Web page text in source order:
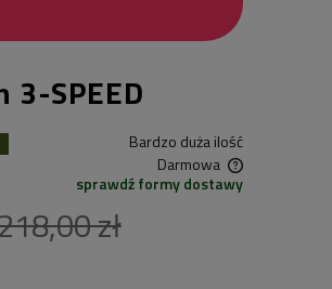
SPEED
Bardzo duża ilość
Darmowa
zawiera ewentualnych kosztów
sprawdź formy dostawy
zł